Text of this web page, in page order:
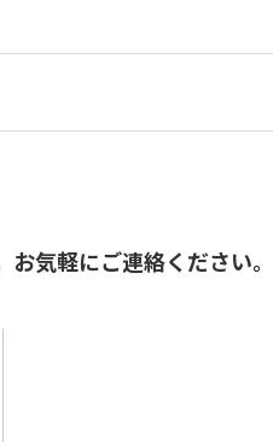
お気軽にご連絡ください。